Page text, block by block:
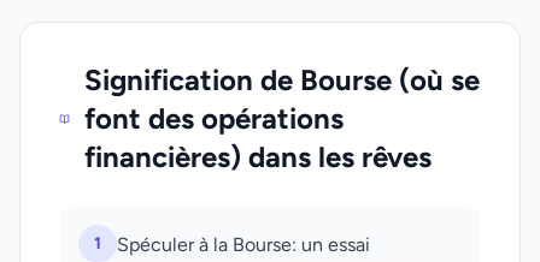
Signification de Bourse (où se
font des opérations
financières) dans les rêves
1
Spéculer à la Bourse: un essai